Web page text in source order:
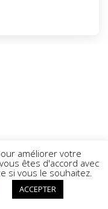
améliorer votre
êtes d'accord avec
si vous le souhaitez.
ACCEPTER